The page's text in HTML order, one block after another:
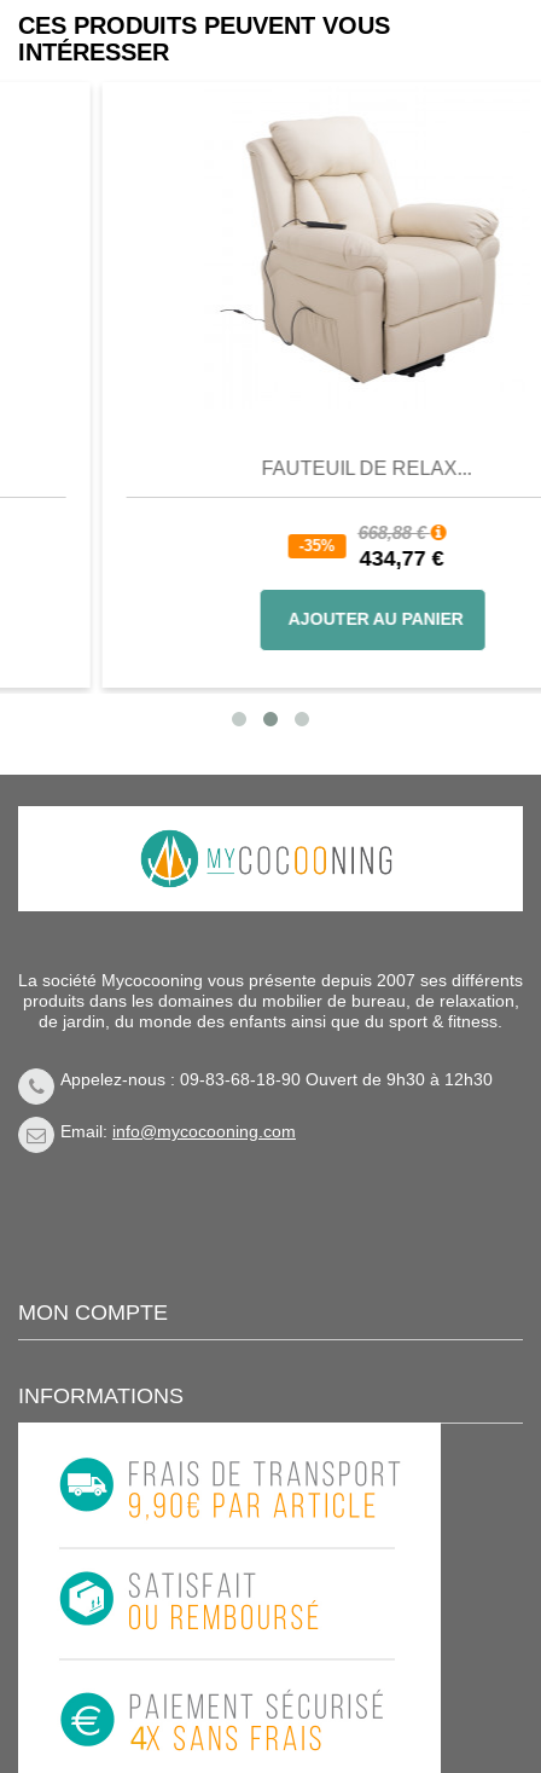
CES PRODUITS PEUVENT VOUS
INTÉRESSER
FAUTEUIL DE RELAX...
668,88 €
434,77 €
AJOUTER AU PANIER
La société Mycocooning vous présente depuis 2007 ses différents
produits dans les domaines du mobilier de bureau, de relaxation,
de jardin, du monde des enfants ainsi que du sport & fitness.
Appelez-nous : 09-83-68-18-90 Ouvert de 9h30 à 12h30
Email: info@mycocooning.com
MON COMPTE
INFORMATIONS